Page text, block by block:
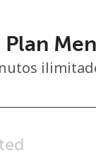
Mínimo 8
Un número